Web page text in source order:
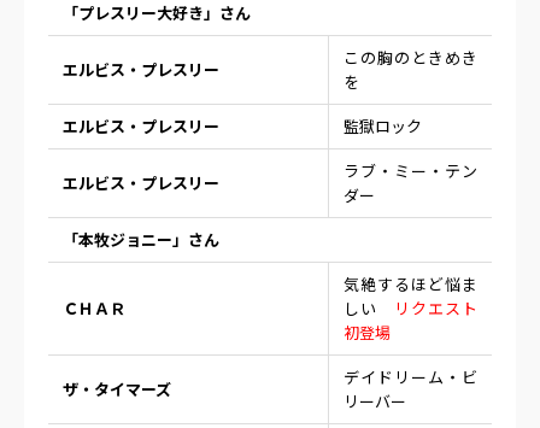
「プレスリー大好き」さん
エルビス・プレスリー
この胸のときめき
を
エルビス・プレスリー
監獄ロック
エルビス・プレスリー
ラブ・ミー・テン
ダー
「本牧ジョニー」さん
ＣＨＡＲ
気絶するほど悩ま
しい
リクエスト
初登場
ザ・タイマーズ
デイドリーム・ビ
リーバー